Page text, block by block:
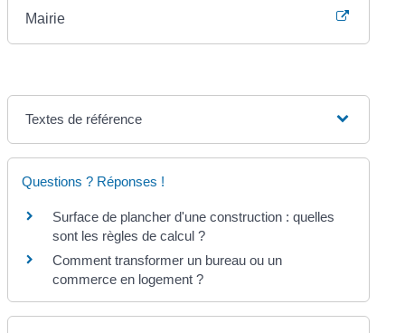
Mairie
Textes de référence
Questions ? Réponses !
Surface de plancher d'une construction : quelles
sont les règles de calcul ?
Comment transformer un bureau ou un
commerce en logement ?